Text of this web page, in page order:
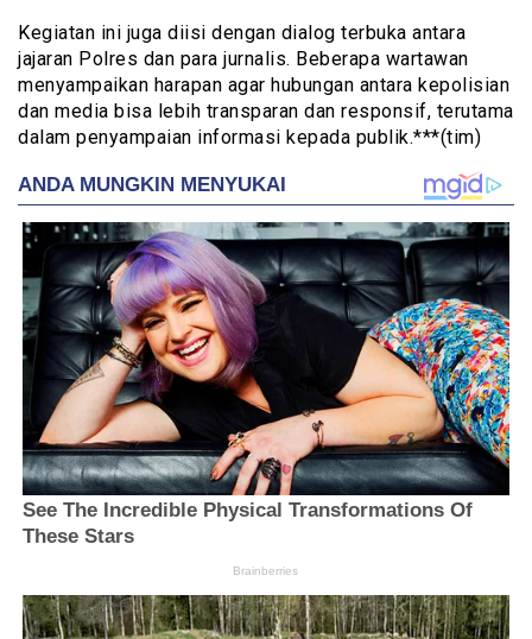
Kegiatan ini juga diisi dengan dialog terbuka antara
jajaran Polres dan para jurnalis. Beberapa wartawan
menyampaikan harapan agar hubungan antara kepolisian
dan media bisa lebih transparan dan responsif, terutama
dalam penyampaian informasi kepada publik.***(tim)